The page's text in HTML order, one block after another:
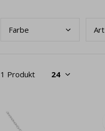
Farbe Art
1 Produkt